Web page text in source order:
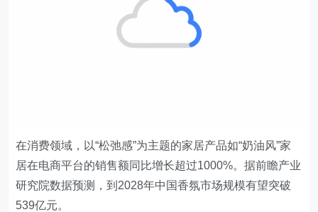
在消费领域，以“松弛感”为主题的家居产品如“奶油风”家
居在电商平台的销售额同比增长超过1000%。据前瞻产业
研究院数据预测，到2028年中国香氛市场规模有望突破
539亿元。